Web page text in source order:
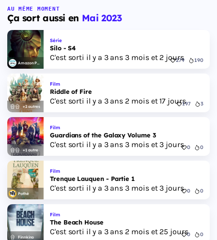
AU MÊME MOMENT
Ça sort aussi en Mai 2023
Amazon Prime Video
Série
Silo - S4
C'est sorti il y a 3 ans 3 mois et 2 jours
279 190
+2 autres
Film
Riddle of Fire
C'est sorti il y a 3 ans 2 mois et 17 jours197 3
+1 autre
Film
Guardians of the Galaxy Volume 3
C'est sorti il y a 3 ans 3 mois et 3 jours 0 0
Pathé
Film
Trenque Lauquen - Partie 1
C'est sorti il y a 3 ans 3 mois et 3 jours 0 0
Finnkino
Film
The Beach House
C'est sorti il y a 3 ans 2 mois et 25 jours0 0